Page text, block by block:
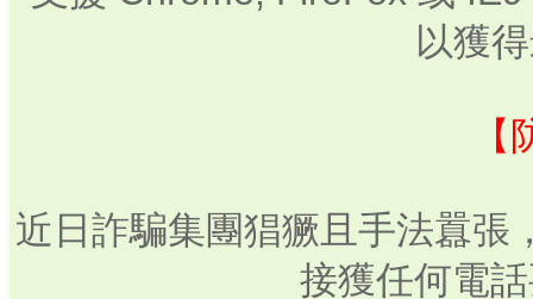
以獲
近日詐騙集團猖獗且手法囂張
接獲任何電